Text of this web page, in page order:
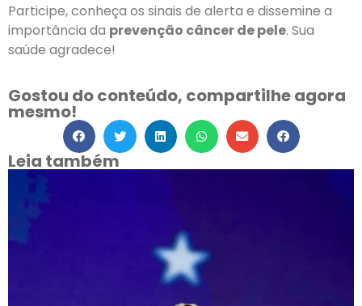
Participe, conheça os sinais de alerta e dissemine a
importância da prevenção câncer de pele. Sua
saúde agradece!
Gostou do conteúdo, compartilhe agora
mesmo!
Leia também